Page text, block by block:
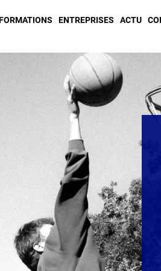
ENTREPRISES ACTU
RENTREE 2026
2027